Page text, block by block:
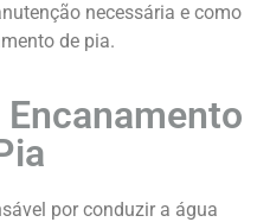
necessária e como
de pia.
por conduzir a água